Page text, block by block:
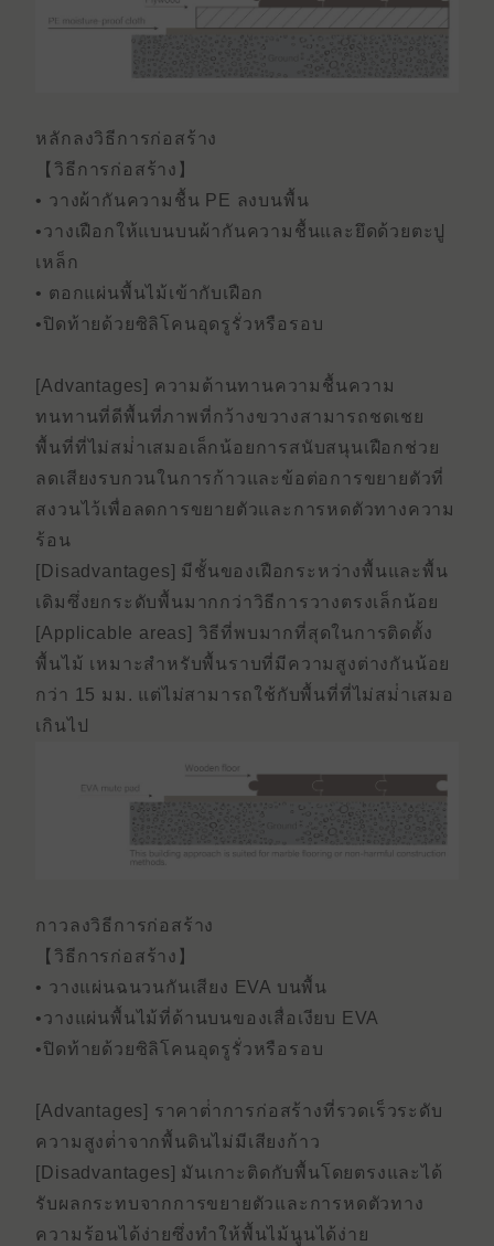
หลักลงวิธีการก่อสร้าง
【วิธีการก่อสร้าง】
• วางผ้ากันความชื้น PE ลงบนพื้น
•วางเฝือกให้แบนบนผ้ากันความชื้นและยึดด้วยตะปู
เหล็ก
• ตอกแผ่นพื้นไม้เข้ากับเฝือก
•ปิดท้ายด้วยซิลิโคนอุดรูรั่วหรือรอบ
[Advantages] ความต้านทานความชื้นความ
ทนทานที่ดีพื้นที่ภาพที่กว้างขวางสามารถชดเชย
พื้นที่ที่ไม่สม่ําเสมอเล็กน้อยการสนับสนุนเฝือกช่วย
ลดเสียงรบกวนในการก้าวและข้อต่อการขยายตัวที่
สงวนไว้เพื่อลดการขยายตัวและการหดตัวทางความ
ร้อน
[Disadvantages] มีชั้นของเฝือกระหว่างพื้นและพื้น
เดิมซึ่งยกระดับพื้นมากกว่าวิธีการวางตรงเล็กน้อย
[Applicable areas] วิธีที่พบมากที่สุดในการติดตั้ง
พื้นไม้ เหมาะสําหรับพื้นราบที่มีความสูงต่างกันน้อย
กว่า 15 มม. แต่ไม่สามารถใช้กับพื้นที่ที่ไม่สม่ําเสมอ
เกินไป
กาวลงวิธีการก่อสร้าง
【วิธีการก่อสร้าง】
• วางแผ่นฉนวนกันเสียง EVA บนพื้น
•วางแผ่นพื้นไม้ที่ด้านบนของเสื่อเงียบ EVA
•ปิดท้ายด้วยซิลิโคนอุดรูรั่วหรือรอบ
[Advantages] ราคาต่ําการก่อสร้างที่รวดเร็วระดับ
ความสูงต่ําจากพื้นดินไม่มีเสียงก้าว
[Disadvantages] มันเกาะติดกับพื้นโดยตรงและได้
รับผลกระทบจากการขยายตัวและการหดตัวทาง
ความร้อนได้ง่ายซึ่งทําให้พื้นไม้นูนได้ง่าย